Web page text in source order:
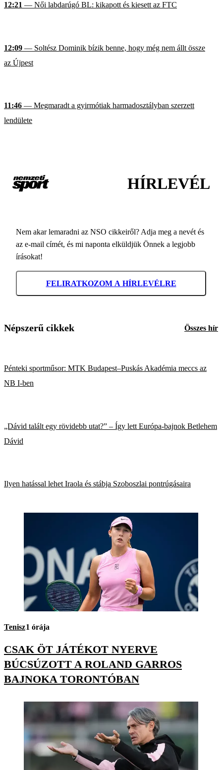
12:21 — Női labdarúgó BL: kikapott és kiesett az FTC
12:09 — Soltész Dominik bízik benne, hogy még nem állt össze
az Újpest
11:46 — Megmaradt a gyirmótiak harmadosztályban szerzett
lendülete
HÍRLEVÉL
Nem akar lemaradni az NSO cikkeiről? Adja meg a nevét és
az e-mail címét, és mi naponta elküldjük Önnek a legjobb
írásokat!
FELIRATKOZOM A HÍRLEVÉLRE
Népszerű cikkek Összes hír
Pénteki sportműsor: MTK Budapest–Puskás Akadémia meccs az
NB I-ben
„Dávid talált egy rövidebb utat?” – Így lett Európa-bajnok Betlehem
Dávid
Ilyen hatással lehet Iraola és stábja Szoboszlai pontrúgásaira
Tenisz1 órája
CSAK ÖT JÁTÉKOT NYERVE
BÚCSÚZOTT A ROLAND GARROS
BAJNOKA TORONTÓBAN